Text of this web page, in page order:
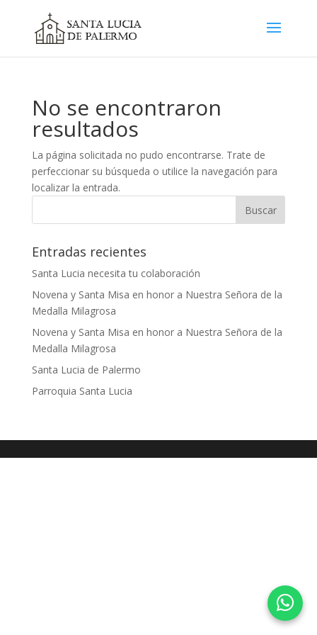
No se encontraron
resultados
La página solicitada no pudo encontrarse. Trate de
perfeccionar su búsqueda o utilice la navegación para
localizar la entrada.
Entradas recientes
Santa Lucia necesita tu colaboración
Novena y Santa Misa en honor a Nuestra Señora de la
Medalla Milagrosa
Novena y Santa Misa en honor a Nuestra Señora de la
Medalla Milagrosa
Santa Lucia de Palermo
Parroquia Santa Lucia